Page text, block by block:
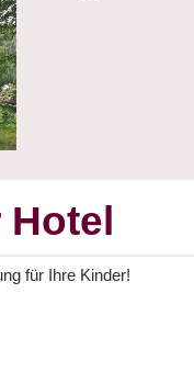
für Ihre Kinder!